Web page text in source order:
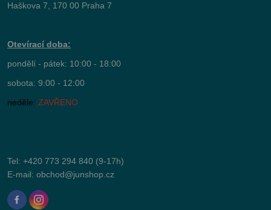
Haškova 7, 170 00 Praha 7
Otevírací doba:
pondělí - pátek: 10:00 - 18:00
sobota: 9:00 - 12:00
neděle: ZAVŘENO
Tel: +420 773 294 840 (9-17h)
E-mail: obchod@junshop.cz